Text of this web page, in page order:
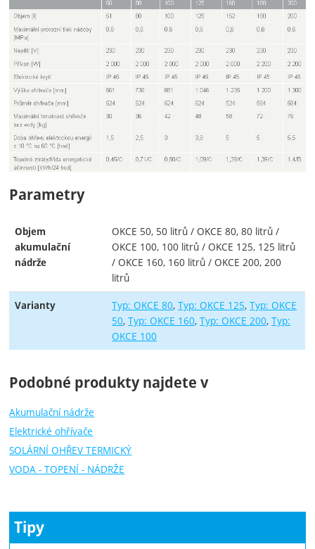
Parametry
Objem
akumulační
nádrže
OKCE 50, 50 litrů / OKCE 80, 80 litrů /
OKCE 100, 100 litrů / OKCE 125, 125 litrů
/ OKCE 160, 160 litrů / OKCE 200, 200
litrů
Varianty Typ: OKCE 80 Typ: OKCE 125 Typ: OKCE
50 Typ: OKCE 160 Typ: OKCE 200 Typ:
OKCE 100
Podobné produkty najdete v
Akumulační nádrže
Elektrické ohřívače
SOLÁRNÍ OHŘEV TERMICKÝ
VODA - TOPENÍ - NÁDRŽE
Tipy